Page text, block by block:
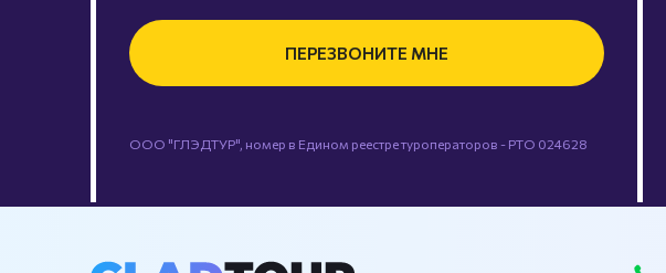
ПЕРЕЗВОНИТЕ МНЕ
ООО "ГЛЭДТУР", номер в Едином реестре туроператоров - РТО 024628